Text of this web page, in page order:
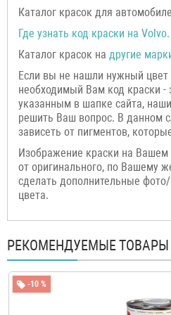
Каталог красок для
Где узнать код краски на Volvo.
Каталог красок на другие
Если вы не нашли нужный цвет
необходимый Вам код краски -
указанным в шапке сайта,
решить Ваш вопрос. В данном
зависеть от пигментов,
Изображение краски на
от оригинального, по Вашему
сделать дополнительные
цвета.
РЕКОМЕНДУЕМЫЕ ТОВАРЫ
-10 %